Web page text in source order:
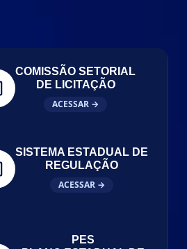
COMISSÃO SETORIAL
DE LICITAÇÃO
ACESSAR →
SISTEMA ESTADUAL DE
REGULAÇÃO
ACESSAR →
PES